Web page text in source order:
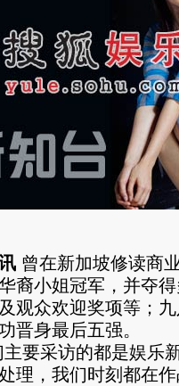
曾在新加坡修读商
裔小姐冠军，并夺
观众欢迎奖项等；
晋身最后五强。
采访的都是娱乐
理，我们时刻都在